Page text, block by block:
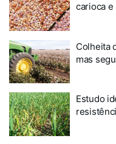
carioca
Colheita
mas
Estudo